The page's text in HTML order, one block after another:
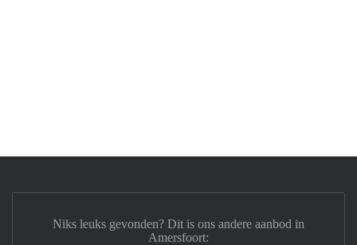
Niks leuks gevonden? Dit is ons andere aanbod in
Amersfoort: